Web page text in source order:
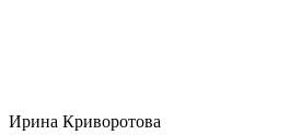
Ирина Криворотова